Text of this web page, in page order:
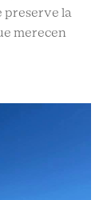
preserve la
merecen